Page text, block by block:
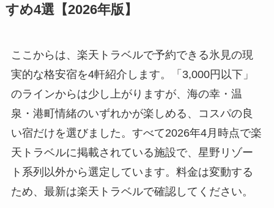
すめ4選【2026年版】
ここからは、楽天トラベルで予約できる氷見の現
実的な格安宿を4軒紹介します。「3,000円以下」
のラインからは少し上がりますが、海の幸・温
泉・港町情緒のいずれかが楽しめる、コスパの良
い宿だけを選びました。すべて2026年4月時点で楽
天トラベルに掲載されている施設で、星野リゾー
ト系列以外から選定しています。料金は変動する
ため、最新は楽天トラベルで確認してください。